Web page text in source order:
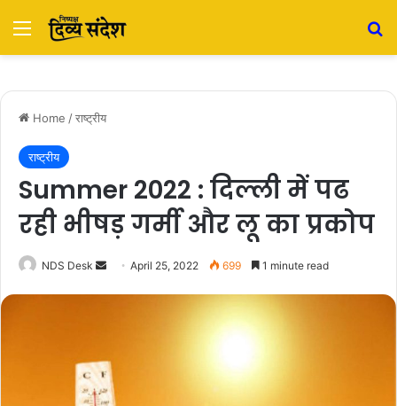
Menu
Home /राष्ट्रीय
राष्ट्रीय
Summer 2022 : दिल्ली में पढ
रही भीषड़ गर्मी और लू का प्रकोप
NDS Desk
n
e
April 25, 2022 699 1 minute read